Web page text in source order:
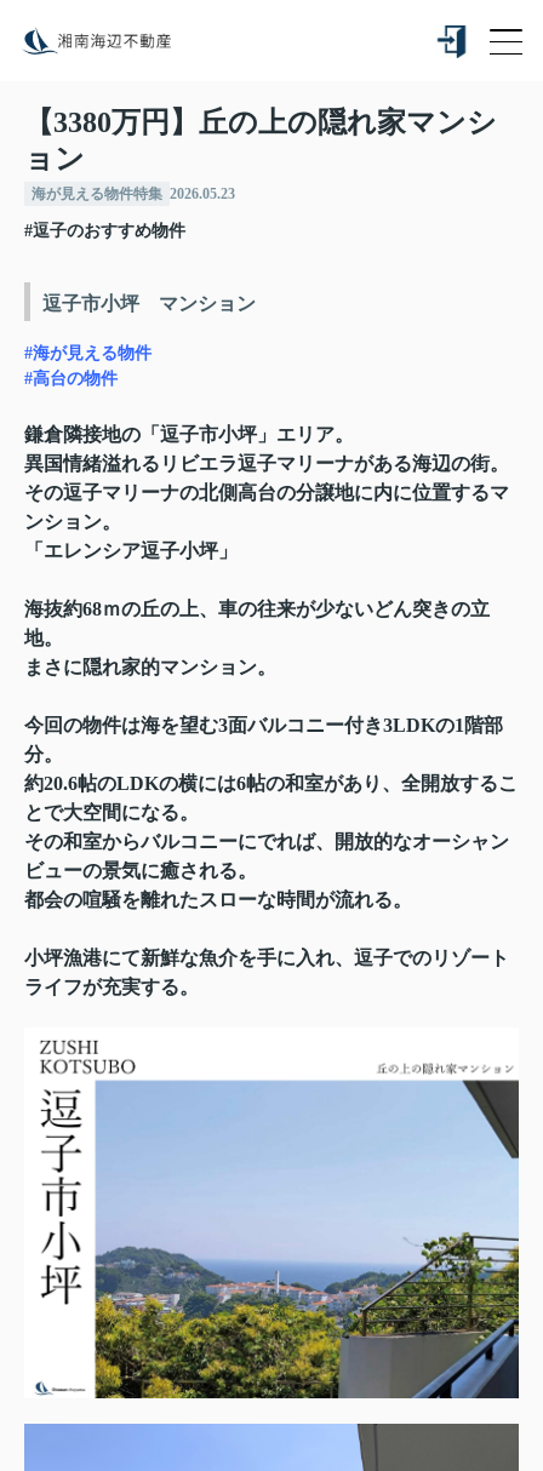
【3380万円】丘の上の隠れ家マンシ
ョン
海が見える物件特集 2026.05.23
#逗子のおすすめ物件
逗子市小坪 マンション
#海が見える物件
#高台の物件
鎌倉隣接地の「逗子市小坪」エリア。
異国情緒溢れるリビエラ逗子マリーナがある海辺の街。
その逗子マリーナの北側高台の分譲地に内に位置するマ
ンション。
「エレンシア逗子小坪」
海抜約68ｍの丘の上、車の往来が少ないどん突きの立
地。
まさに隠れ家的マンション。
今回の物件は海を望む3面バルコニー付き3LDKの1階部
分。
約20.6帖のLDKの横には6帖の和室があり、全開放するこ
とで大空間になる。
その和室からバルコニーにでれば、開放的なオーシャン
ビューの景気に癒される。
都会の喧騒を離れたスローな時間が流れる。
小坪漁港にて新鮮な魚介を手に入れ、逗子でのリゾート
ライフが充実する。